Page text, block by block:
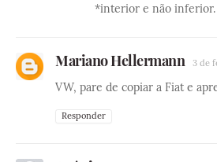
*interior e não inferior.
Mariano Hellermann 3 de
VW, pare de copiar a Fiat e
Responder